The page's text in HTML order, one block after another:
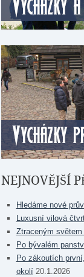
NEJNOVĚJŠÍ
Hledáme nové
Luxusní vilová
Ztraceným
Po bývalém
Po zákoutích
okolí 20.1.2026